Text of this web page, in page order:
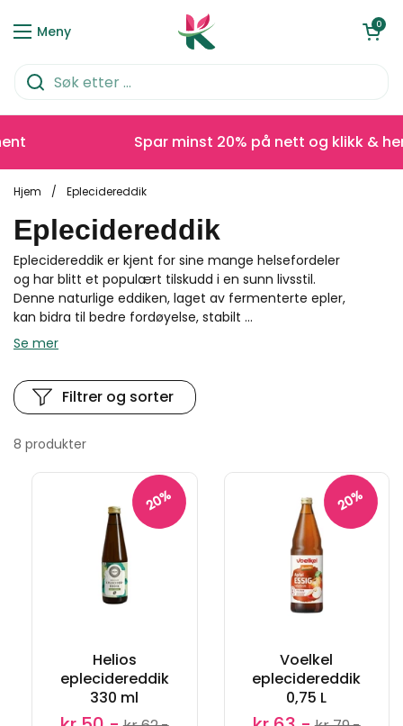
Meny
Åpen0
Spar minst 20% på nett og klikk & hent
Hjem / Eplecidereddik
Eplecidereddik
Eplecidereddik er kjent for sine mange helsefordeler
og har blitt et populært tilskudd i en sunn livsstil.
Denne naturlige eddiken, laget av fermenterte epler,
kan bidra til bedre fordøyelse, stabilt ...
Se mer
8 produkter
Filtrer og sorter
20%
Helios
eplecidereddik
330 ml
20%
Voelkel
eplecidereddik
0,75 L